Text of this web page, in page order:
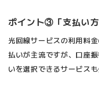
ポイント③「支払い方
光回線サービスの利用料
払いが主流ですが、口座
いを選択できるサービスも